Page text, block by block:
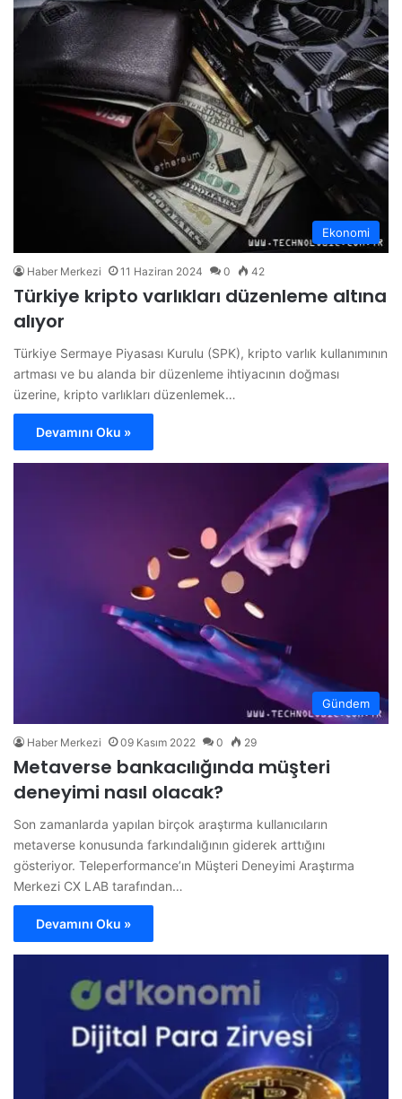
Ekonomi
Haber Merkezi 11 Haziran 2024 0 42
Türkiye kripto varlıkları düzenleme altına
alıyor
Türkiye Sermaye Piyasası Kurulu (SPK), kripto varlık kullanımının
artması ve bu alanda bir düzenleme ihtiyacının doğması
üzerine, kripto varlıkları düzenlemek…
Devamını Oku »
Gündem
Haber Merkezi 09 Kasım 2022 0 29
Metaverse bankacılığında müşteri
deneyimi nasıl olacak?
Son zamanlarda yapılan birçok araştırma kullanıcıların
metaverse konusunda farkındalığının giderek arttığını
gösteriyor. Teleperformance’ın Müşteri Deneyimi Araştırma
Merkezi CX LAB tarafından…
Devamını Oku »